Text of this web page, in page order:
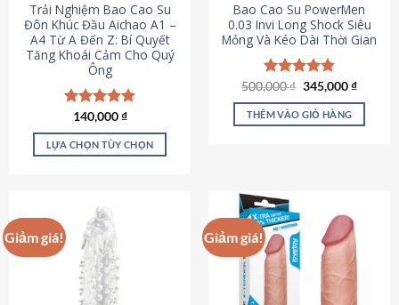
Trải Nghiệm Bao Cao Su
Đôn Khúc Đầu Aichao A1 –
A4 Từ A Đến Z: Bí Quyết
Tăng Khoái Cảm Cho Quý
Ông
Được xếp
hạng4.88
5 sao
140,000₫
LỰA CHỌN TÙY CHỌN
có
nhiều
biến
thể.
Các
Bao Cao Su PowerMen
0.03 Invi Long Shock Siêu
Mỏng Và Kéo Dài Thời Gian
Được xếp
hạng4.85
5 sao
500,000₫ Giá
là:
500,000 ₫.
345,000₫Giá
tại
THÊM VÀO GIỎ HÀNG
Giảm giá! Giảm giá!